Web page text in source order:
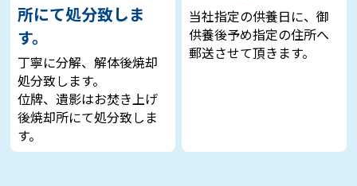
所にて処分致しま
す。
丁寧に分解、解体後焼却
処分致します。
位牌、遺影はお焚き上げ
後焼却所にて処分致しま
す。
当社指定の供養日に、御
供養後予め指定の住所へ
郵送させて頂きます。